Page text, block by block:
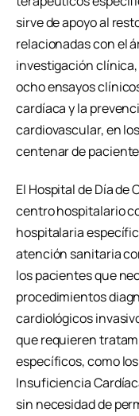
sirve de apoyo al
relacionadas con el
investigación
ocho ensayos
cardíaca y la
cardiovascular, en
centenar de
El Hospital de Día
centro hospitalario
hospitalaria
atención sanitaria
los pacientes que
procedimientos
cardiológicos
que requieren
específicos, como
Insuficiencia
sin necesidad de